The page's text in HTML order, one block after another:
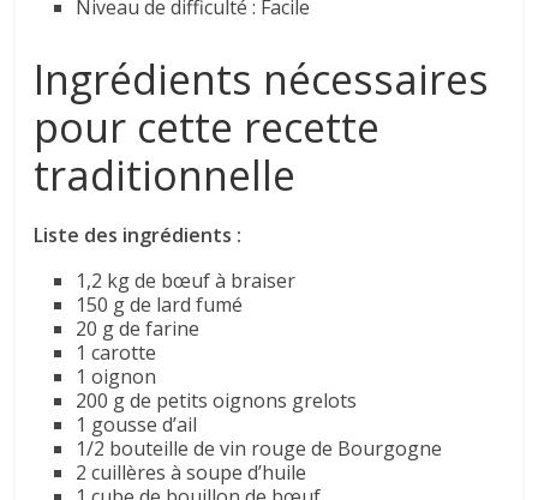
Niveau de difficulté : Facile
Ingrédients nécessaires
pour cette recette
traditionnelle
Liste des ingrédients :
1,2 kg de bœuf à braiser
150 g de lard fumé
20 g de farine
1 carotte
1 oignon
200 g de petits oignons grelots
1 gousse d’ail
1/2 bouteille de vin rouge de Bourgogne
2 cuillères à soupe d’huile